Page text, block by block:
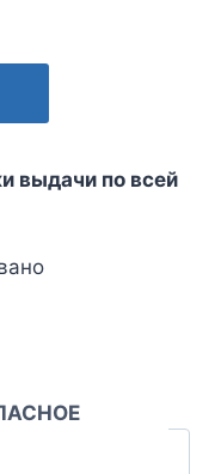
выдачи по всей